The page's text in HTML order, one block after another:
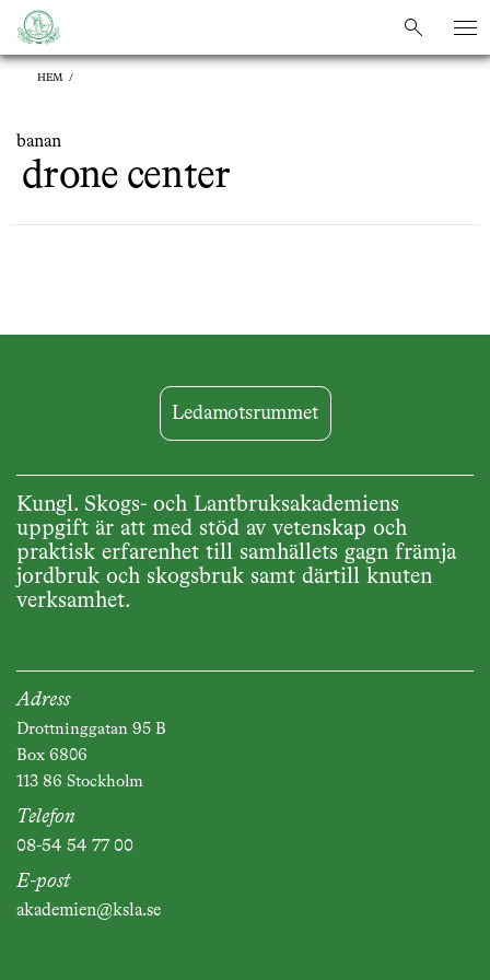
sök
sök
HEM /
banan
drone center
Ledamotsrummet
Kungl. Skogs- och Lantbruksakademiens
uppgift är att med stöd av vetenskap och
praktisk erfarenhet till samhällets gagn främja
jordbruk och skogsbruk samt därtill knuten
verksamhet.
Adress
Drottninggatan 95 B
Box 6806
113 86 Stockholm
Telefon
08-54 54 77 00
E-post
akademien@ksla.se